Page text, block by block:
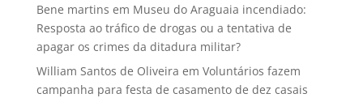
Bene martins em Museu do Araguaia incendiado:
Resposta ao tráfico de drogas ou a tentativa de
apagar os crimes da ditadura militar?
William Santos de Oliveira em Voluntários fazem
campanha para festa de casamento de dez casais